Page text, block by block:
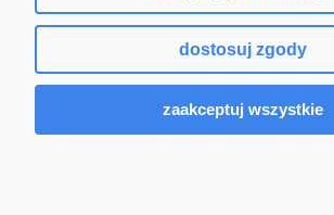
Sklep internetowy Shoper.pl
dostosuj zgody
zaakceptuj wszystkie